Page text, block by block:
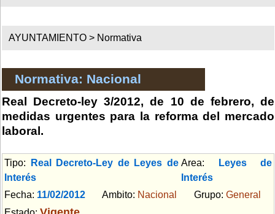
AYUNTAMIENTO > Normativa
Normativa: Nacional
Real Decreto-ley 3/2012, de 10 de febrero, de
medidas urgentes para la reforma del mercado
laboral.
Tipo:
Real Decreto-Ley de Leyes de
Interés
Area:
Leyes de
Interés
Fecha: 11/02/2012 Ambito: Nacional Grupo: General